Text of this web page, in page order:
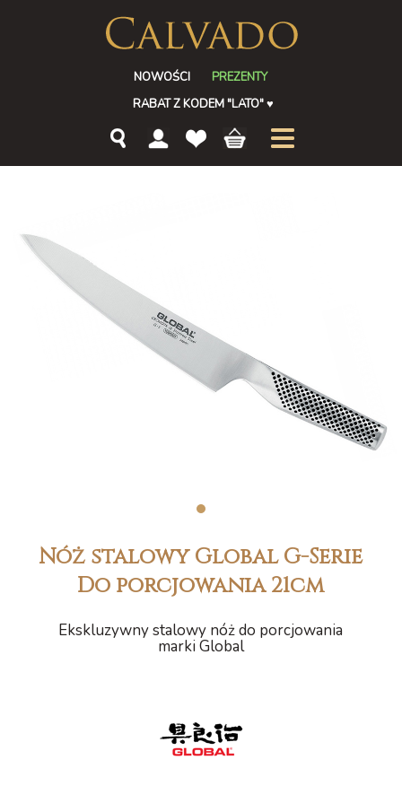
NOWOŚCI
PREZENTY
RABAT Z KODEM "LATO"♥
1
Nóż stalowy Global G-Serie
Do porcjowania 21cm
Ekskluzywny stalowy nóż do porcjowania
marki Global